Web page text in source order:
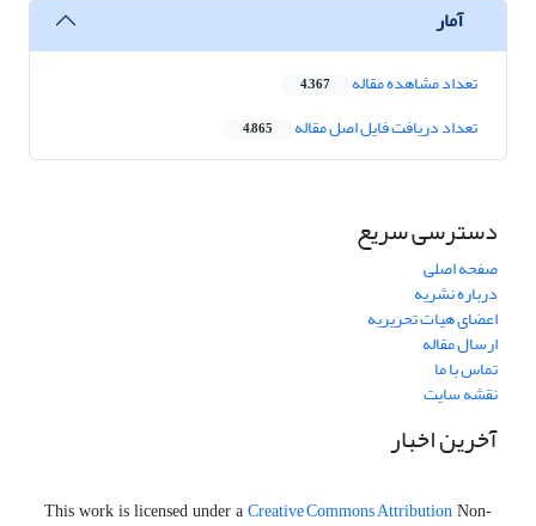
آمار
تعداد مشاهده مقاله 4,367
تعداد دریافت فایل اصل مقاله 4,865
دسترسی سریع
صفحه اصلی
درباره نشریه
اعضای هیات تحریریه
ارسال مقاله
تماس با ما
نقشه سایت
آخرین اخبار
This work is licensed under a Creative Commons Attribution Non-